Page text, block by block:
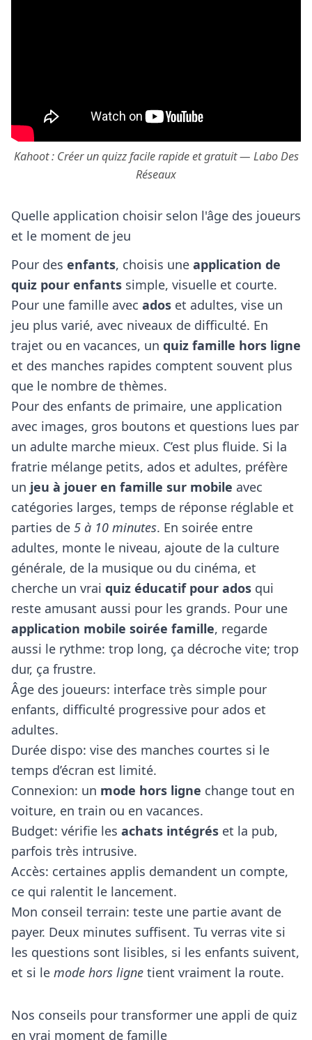
Kahoot : Créer un quizz facile rapide et gratuit — Labo Des
Réseaux
Quelle application choisir selon l'âge des joueurs
et le moment de jeu
Pour des enfants, choisis une application de
quiz pour enfants simple, visuelle et courte.
Pour une famille avec ados et adultes, vise un
jeu plus varié, avec niveaux de difficulté. En
trajet ou en vacances, un quiz famille hors ligne
et des manches rapides comptent souvent plus
que le nombre de thèmes.
Pour des enfants de primaire, une application
avec images, gros boutons et questions lues par
un adulte marche mieux. C’est plus fluide. Si la
fratrie mélange petits, ados et adultes, préfère
un jeu à jouer en famille sur mobile avec
catégories larges, temps de réponse réglable et
parties de 5 à 10 minutes. En soirée entre
adultes, monte le niveau, ajoute de la culture
générale, de la musique ou du cinéma, et
cherche un vrai quiz éducatif pour ados qui
reste amusant aussi pour les grands. Pour une
application mobile soirée famille, regarde
aussi le rythme: trop long, ça décroche vite; trop
dur, ça frustre.
Âge des joueurs: interface très simple pour
enfants, difficulté progressive pour ados et
adultes.
Durée dispo: vise des manches courtes si le
temps d’écran est limité.
Connexion: un mode hors ligne change tout en
voiture, en train ou en vacances.
Budget: vérifie les achats intégrés et la pub,
parfois très intrusive.
Accès: certaines applis demandent un compte,
ce qui ralentit le lancement.
Mon conseil terrain: teste une partie avant de
payer. Deux minutes suffisent. Tu verras vite si
les questions sont lisibles, si les enfants suivent,
et si le mode hors ligne tient vraiment la route.
Nos conseils pour transformer une appli de quiz
en vrai moment de famille